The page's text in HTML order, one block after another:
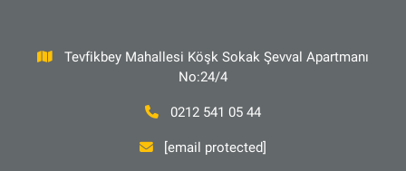
Tevfikbey Mahallesi Köşk Sokak Şevval Apartmanı
No:24/4
0212 541 05 44
[email protected]